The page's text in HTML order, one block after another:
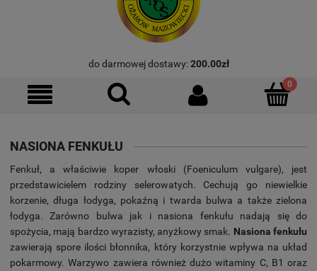
do darmowej dostawy:200.00zł
NASIONA FENKUŁU
Fenkuł, a właściwie koper włoski (Foeniculum vulgare), jest
przedstawicielem rodziny selerowatych. Cechują go niewielkie
korzenie, długa łodyga, pokaźną i twarda bulwa a także zielona
łodyga. Zarówno bulwa jak i nasiona fenkułu nadają się do
spożycia, mają bardzo wyrazisty, anyżkowy smak. Nasiona fenkułu
zawierają spore ilości błonnika, który korzystnie wpływa na układ
pokarmowy. Warzywo zawiera również dużo witaminy C, B1 oraz